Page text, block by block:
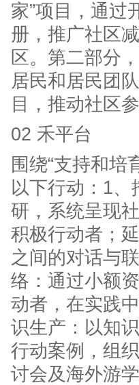
家”项目，通过
册，推广社区
区。第二部分
居民和居民团
目，推动社区
02 禾平台
围绕“支持和培
以下行动：1、
研，系统呈现
积极行动者；
之间的对话与
络：通过小额
动者，在实践
识生产：以知
行动案例，组
讨会及海外游